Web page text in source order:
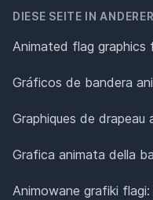
DIESE SEITE IN
Animated flag graphics
Gráficos de bandera
Graphiques de drapeau
Grafica animata della
Animowane grafiki flagi: